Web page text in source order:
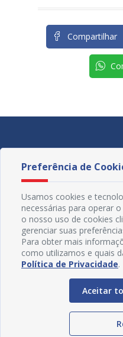
Compartilhar
Preferência de
Usamos cookies e
necessárias para operar
o nosso uso de cookies
gerenciar suas
Para obter mais
como utilizamos e quais
Política de Privacidade.
Aceitar